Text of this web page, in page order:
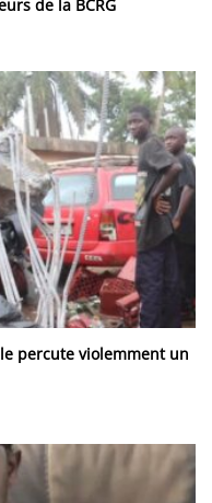
de la BCRG
percute violemment un